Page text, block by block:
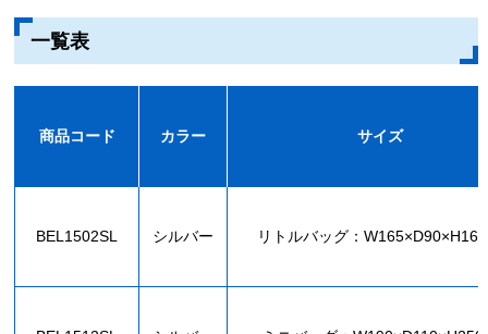
一覧表
商品コード カラー サイズ
BEL1502SL シルバー リトルバッグ：